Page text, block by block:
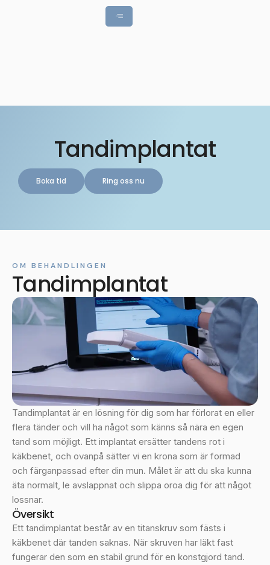
Tandimplantat
Boka tid Ring oss nu
OM BEHANDLINGEN
Tandimplantat
Tandimplantat är en lösning för dig som har förlorat en eller
flera tänder och vill ha något som känns så nära en egen
tand som möjligt. Ett implantat ersätter tandens rot i
käkbenet, och ovanpå sätter vi en krona som är formad
och färganpassad efter din mun. Målet är att du ska kunna
äta normalt, le avslappnat och slippa oroa dig för att något
lossnar.
Översikt
Ett tandimplantat består av en titanskruv som fästs i
käkbenet där tanden saknas. När skruven har läkt fast
fungerar den som en stabil grund för en konstgjord tand.